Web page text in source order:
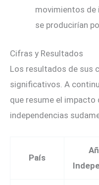
movimientos de
se producirían
Cifras y Resultados
Los resultados de sus
significativos. A
que resume el impacto
independencias
País